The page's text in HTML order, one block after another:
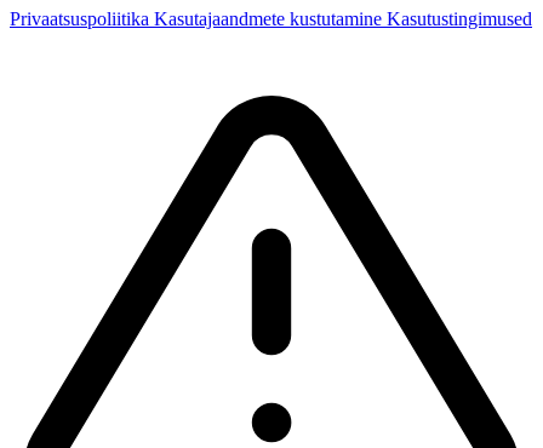
Privaatsuspoliitika Kasutajaandmete kustutamine Kasutustingimused